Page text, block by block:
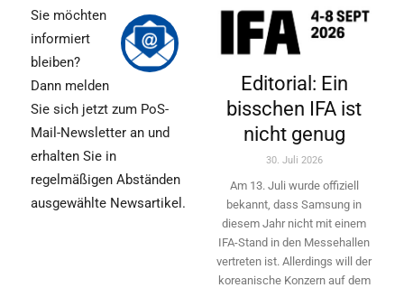
Sie möchten
informiert
bleiben?
Dann melden
Sie sich jetzt zum PoS-
Mail-Newsletter an und
erhalten Sie in
regelmäßigen Abständen
ausgewählte Newsartikel.
Editorial: Ein
bisschen IFA ist
nicht genug
30. Juli 2026
Am 13. Juli wurde offiziell
bekannt, dass Samsung in
diesem Jahr nicht mit einem
IFA-Stand in den Messehallen
vertreten ist. Allerdings will ­der
koreanische Konzern auf dem